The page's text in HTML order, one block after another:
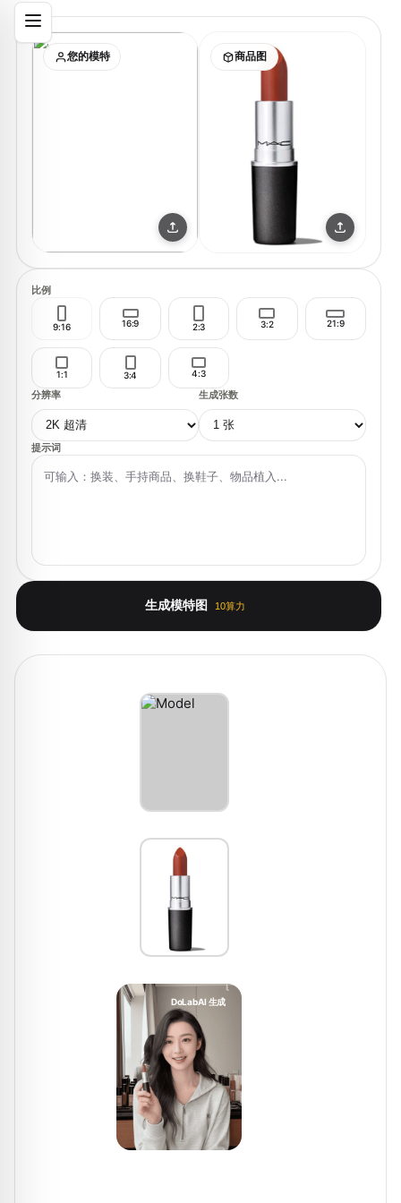
您的模特 商品图
比例
9:16 16:9 2:3 3:2 21:9
1:1 3:4 4:3
分辨率 生成张数
提示词
生成模特图 10算力
DoLabAI 生成